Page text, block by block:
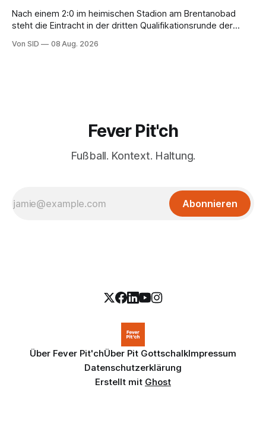
Nach einem 2:0 im heimischen Stadion am Brentanobad
steht die Eintracht in der dritten Qualifikationsrunde der
Von SID 08 Aug. 2026
Fever Pit'ch
Fußball. Kontext. Haltung.
Abonnieren
Über Fever Pit'chÜber Pit GottschalkImpressum
Datenschutzerklärung
Erstellt mit Ghost